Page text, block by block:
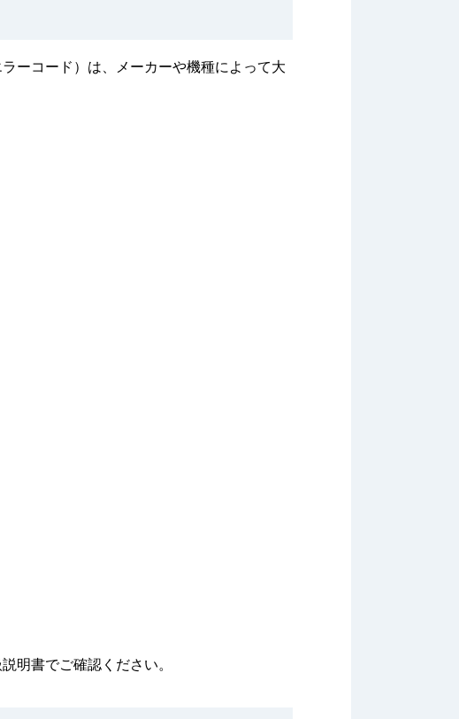
ーコード）は、メーカーや機種によって大
明書でご確認ください。